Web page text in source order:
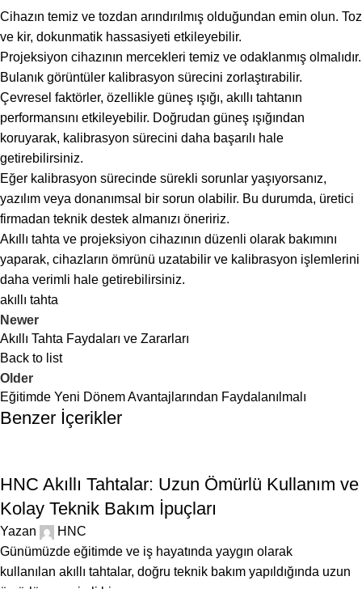
Cihazın temiz ve tozdan arındırılmış olduğundan emin olun. Toz
ve kir, dokunmatik hassasiyeti etkileyebilir.
Projeksiyon cihazının mercekleri temiz ve odaklanmış olmalıdır.
Bulanık görüntüler kalibrasyon sürecini zorlaştırabilir.
Çevresel faktörler, özellikle güneş ışığı, akıllı tahtanın
performansını etkileyebilir. Doğrudan güneş ışığından
koruyarak, kalibrasyon sürecini daha başarılı hale
getirebilirsiniz.
Eğer kalibrasyon sürecinde sürekli sorunlar yaşıyorsanız,
yazılım veya donanımsal bir sorun olabilir. Bu durumda, üretici
firmadan teknik destek almanızı öneririz.
Akıllı tahta ve projeksiyon cihazının düzenli olarak bakımını
yaparak, cihazların ömrünü uzatabilir ve kalibrasyon işlemlerini
daha verimli hale getirebilirsiniz.
akıllı tahta
Newer
Akıllı Tahta Faydaları ve Zararları
Back to list
Older
Eğitimde Yeni Dönem Avantajlarından Faydalanılmalı
Benzer İçerikler
HNC Akıllı Tahtalar: Uzun Ömürlü Kullanım ve
Kolay Teknik Bakım İpuçları
Yazan
HNC
Günümüzde eğitimde ve iş hayatında yaygın olarak
kullanılan akıllı tahtalar, doğru teknik bakım yapıldığında uzun